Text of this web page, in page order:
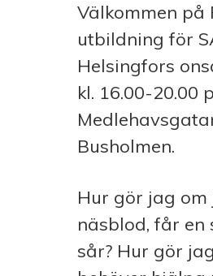
Välkommen på
utbildning för
Helsingfors
kl. 16.00-20.00
Busholmen.
Hur gör jag
näsblod, får en
sår? Hur gör